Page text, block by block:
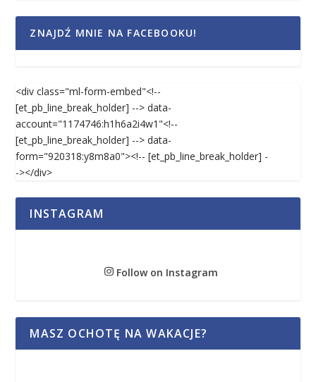
ZNAJDŹ MNIE NA FACEBOOKU!
<div class="ml-form-embed"<!--
[et_pb_line_break_holder] --> data-
account="1174746:h1h6a2i4w1"<!--
[et_pb_line_break_holder] --> data-
form="920318:y8m8a0"><!-- [et_pb_line_break_holder] -
-></div>
INSTAGRAM
Follow on Instagram
MASZ OCHOTĘ NA WAKACJE?